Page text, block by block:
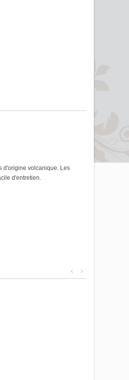
d'origine volcanique. Les
d'entretien.
>
<